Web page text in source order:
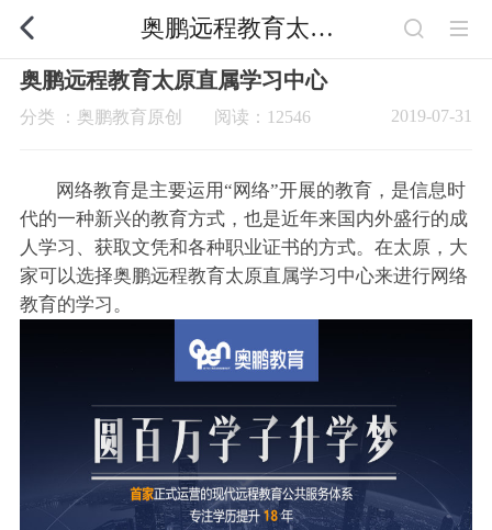
奥鹏远程教育太原直属学习中心
奥鹏远程教育太原直属学习中心
分类 ：奥鹏教育原创 2019-07-31
阅读：12546
网络教育是主要运用“网络”开展的教育，是信息时
代的一种新兴的教育方式，也是近年来国内外盛行的成
人学习、获取文凭和各种职业证书的方式。在太原，大
家可以选择奥鹏远程教育太原直属学习中心来进行网络
教育的学习。